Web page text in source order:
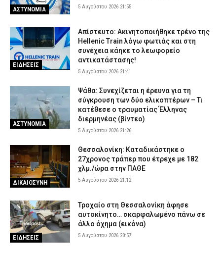
ΑΣΤΥΝΟΜΙΑ 5 Αυγούστου 2026 21:55
ΕΙΔΗΣΕΙΣ
Απίστευτο: Ακινητοποιήθηκε τρένο της
Hellenic Train λόγω φωτιάς και στη
συνέχεια κάηκε το λεωφορείο
αντικατάστασης!
5 Αυγούστου 2026 21:41
ΑΣΤΥΝΟΜΙΑ
Ψάθα: Συνεχίζεται η έρευνα για τη
σύγκρουση των δύο ελικοπτέρων – Τι
κατέθεσε ο τραυματίας Έλληνας
διερμηνέας (βίντεο)
5 Αυγούστου 2026 21:26
ΔΙΚΑΙΟΣΥΝΗ
Θεσσαλονίκη: Καταδικάστηκε ο
27χρονος τράπερ που έτρεχε με 182
χλμ./ώρα στην ΠΑΘΕ
5 Αυγούστου 2026 21:12
ΕΙΔΗΣΕΙΣ
Τροχαίο στη Θεσσαλονίκη άφησε
αυτοκίνητο… σκαρφαλωμένο πάνω σε
άλλο όχημα (εικόνα)
5 Αυγούστου 2026 20:57